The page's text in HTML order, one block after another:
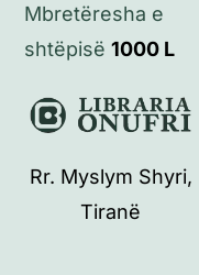
Mbretëresha e
shtëpisë 1000 L
Rr. Myslym Shyri,
Tiranë